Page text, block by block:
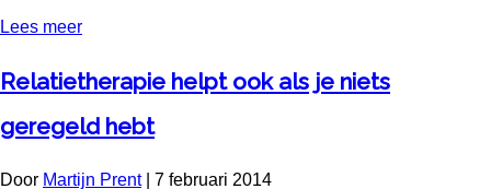
Lees meer
Relatietherapie helpt ook als je niets
geregeld hebt
Door Martijn Prent| 7 februari 2014